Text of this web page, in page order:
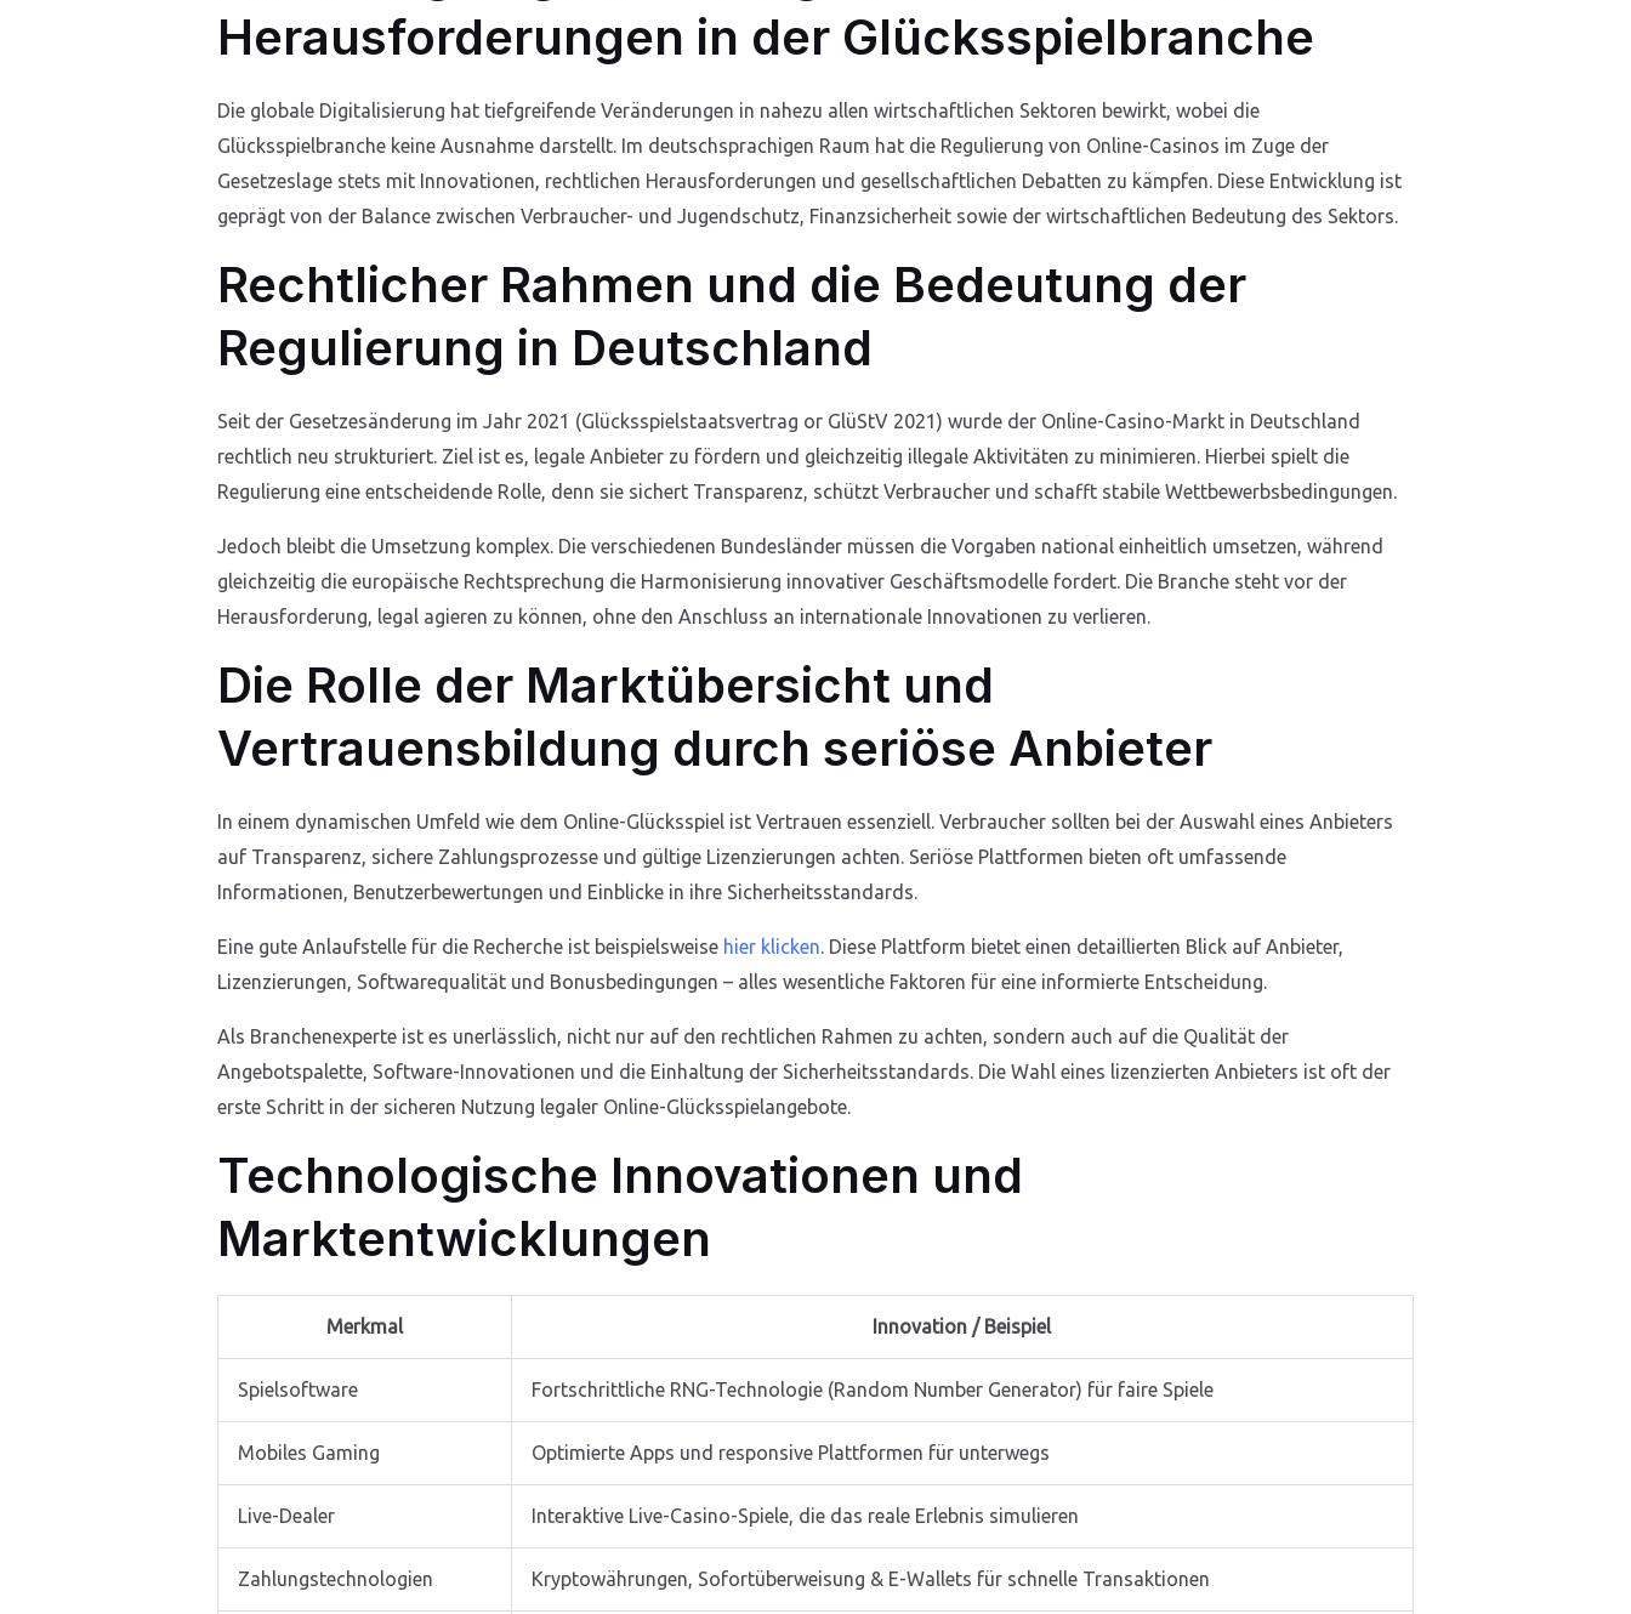
Herausforderungen in der Glücksspielbranche
Die globale Digitalisierung hat tiefgreifende Veränderungen in nahezu allen wirtschaftlichen Sektoren bewirkt, wobei die
Glücksspielbranche keine Ausnahme darstellt. Im deutschsprachigen Raum hat die Regulierung von Online-Casinos im Zuge der
Gesetzeslage stets mit Innovationen, rechtlichen Herausforderungen und gesellschaftlichen Debatten zu kämpfen. Diese Entwicklung ist
geprägt von der Balance zwischen Verbraucher- und Jugendschutz, Finanzsicherheit sowie der wirtschaftlichen Bedeutung des Sektors.
Rechtlicher Rahmen und die Bedeutung der
Regulierung in Deutschland
Seit der Gesetzesänderung im Jahr 2021 (Glücksspielstaatsvertrag or GlüStV 2021) wurde der Online-Casino-Markt in Deutschland
rechtlich neu strukturiert. Ziel ist es, legale Anbieter zu fördern und gleichzeitig illegale Aktivitäten zu minimieren. Hierbei spielt die
Regulierung eine entscheidende Rolle, denn sie sichert Transparenz, schützt Verbraucher und schafft stabile Wettbewerbsbedingungen.
Jedoch bleibt die Umsetzung komplex. Die verschiedenen Bundesländer müssen die Vorgaben national einheitlich umsetzen, während
gleichzeitig die europäische Rechtsprechung die Harmonisierung innovativer Geschäftsmodelle fordert. Die Branche steht vor der
Herausforderung, legal agieren zu können, ohne den Anschluss an internationale Innovationen zu verlieren.
Die Rolle der Marktübersicht und
Vertrauensbildung durch seriöse Anbieter
In einem dynamischen Umfeld wie dem Online-Glücksspiel ist Vertrauen essenziell. Verbraucher sollten bei der Auswahl eines Anbieters
auf Transparenz, sichere Zahlungsprozesse und gültige Lizenzierungen achten. Seriöse Plattformen bieten oft umfassende
Informationen, Benutzerbewertungen und Einblicke in ihre Sicherheitsstandards.
Eine gute Anlaufstelle für die Recherche ist beispielsweise hier klicken. Diese Plattform bietet einen detaillierten Blick auf Anbieter,
Lizenzierungen, Softwarequalität und Bonusbedingungen – alles wesentliche Faktoren für eine informierte Entscheidung.
Als Branchenexperte ist es unerlässlich, nicht nur auf den rechtlichen Rahmen zu achten, sondern auch auf die Qualität der
Angebotspalette, Software-Innovationen und die Einhaltung der Sicherheitsstandards. Die Wahl eines lizenzierten Anbieters ist oft der
erste Schritt in der sicheren Nutzung legaler Online-Glücksspielangebote.
Technologische Innovationen und
Marktentwicklungen
Merkmal Innovation / Beispiel
Spielsoftware Fortschrittliche RNG-Technologie (Random Number Generator) für faire Spiele
Mobiles Gaming Optimierte Apps und responsive Plattformen für unterwegs
Live-Dealer Interaktive Live-Casino-Spiele, die das reale Erlebnis simulieren
Zahlungstechnologien Kryptowährungen, Sofortüberweisung & E-Wallets für schnelle Transaktionen